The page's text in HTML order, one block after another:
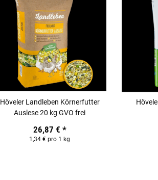
Höveler Landleben Körnerfutter
Auslese 20 kg GVO frei
26,87 € *
1,34 € pro 1 kg